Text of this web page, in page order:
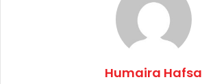
Humaira Hafsa